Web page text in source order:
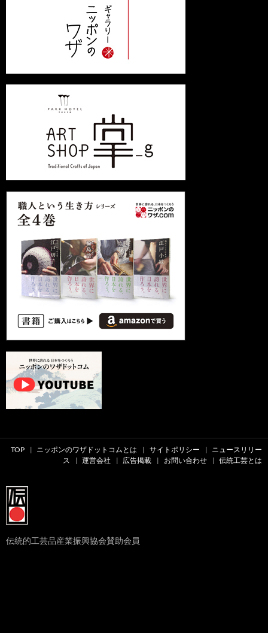
TOP ニッポンのワザドットコムとは サイトポリシー
ニュースリリー
ス
運営会社 広告掲載 お問い合わせ 伝統工芸とは
伝統的工芸品産業振興協会賛助会員